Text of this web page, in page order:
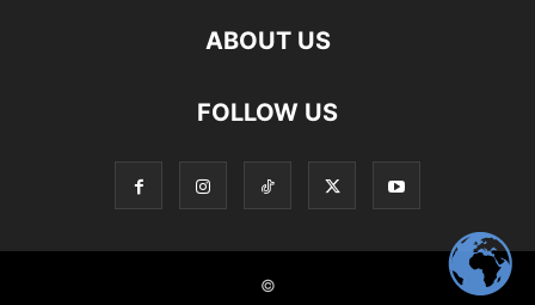
ABOUT US
FOLLOW US
©